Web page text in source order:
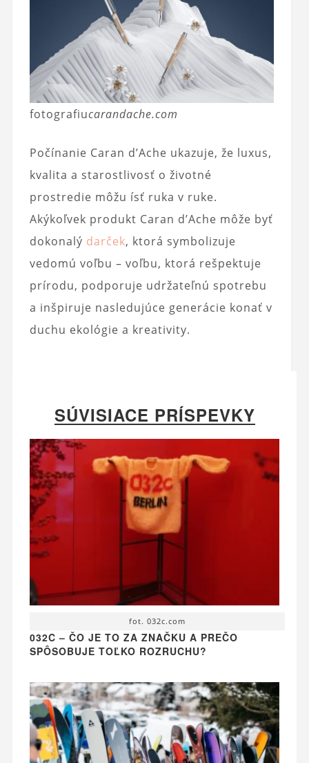
fotografiucarandache.com
Počínanie Caran d’Ache ukazuje, že luxus,
kvalita a starostlivosť o životné
prostredie môžu ísť ruka v ruke.
Akýkoľvek produkt Caran d’Ache môže byť
dokonalý darček, ktorá symbolizuje
vedomú voľbu – voľbu, ktorá rešpektuje
prírodu, podporuje udržateľnú spotrebu
a inšpiruje nasledujúce generácie konať v
duchu ekológie a kreativity.
SÚVISIACE PRÍSPEVKY
fot. 032c.com
032C – ČO JE TO ZA ZNAČKU A PREČO
SPÔSOBUJE TOĽKO ROZRUCHU?